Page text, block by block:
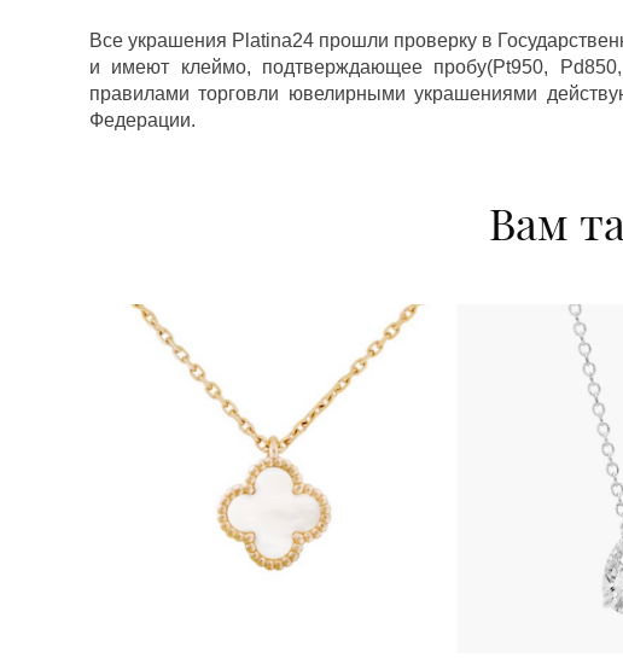
Все украшения Platina24 прошли проверку в
и имеют клеймо, подтверждающее пробу(Pt950,
правилами торговли ювелирными украшениями
Федерации.
Вам